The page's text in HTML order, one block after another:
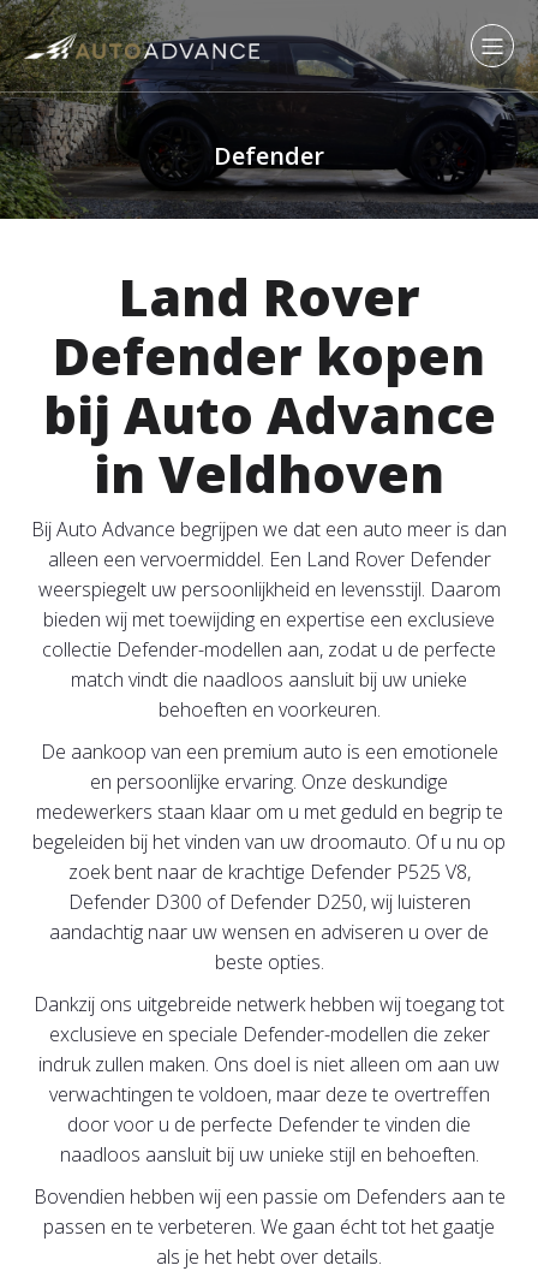
Defender
Land Rover
Defender kopen
bij Auto Advance
in Veldhoven
Bij Auto Advance begrijpen we dat een auto meer is dan
alleen een vervoermiddel. Een Land Rover Defender
weerspiegelt uw persoonlijkheid en levensstijl. Daarom
bieden wij met toewijding en expertise een exclusieve
collectie Defender-modellen aan, zodat u de perfecte
match vindt die naadloos aansluit bij uw unieke
behoeften en voorkeuren.
De aankoop van een premium auto is een emotionele
en persoonlijke ervaring. Onze deskundige
medewerkers staan klaar om u met geduld en begrip te
begeleiden bij het vinden van uw droomauto. Of u nu op
zoek bent naar de krachtige Defender P525 V8,
Defender D300 of Defender D250, wij luisteren
aandachtig naar uw wensen en adviseren u over de
beste opties.
Dankzij ons uitgebreide netwerk hebben wij toegang tot
exclusieve en speciale Defender-modellen die zeker
indruk zullen maken. Ons doel is niet alleen om aan uw
verwachtingen te voldoen, maar deze te overtreffen
door voor u de perfecte Defender te vinden die
naadloos aansluit bij uw unieke stijl en behoeften.
Bovendien hebben wij een passie om Defenders aan te
passen en te verbeteren. We gaan écht tot het gaatje
als je het hebt over details.